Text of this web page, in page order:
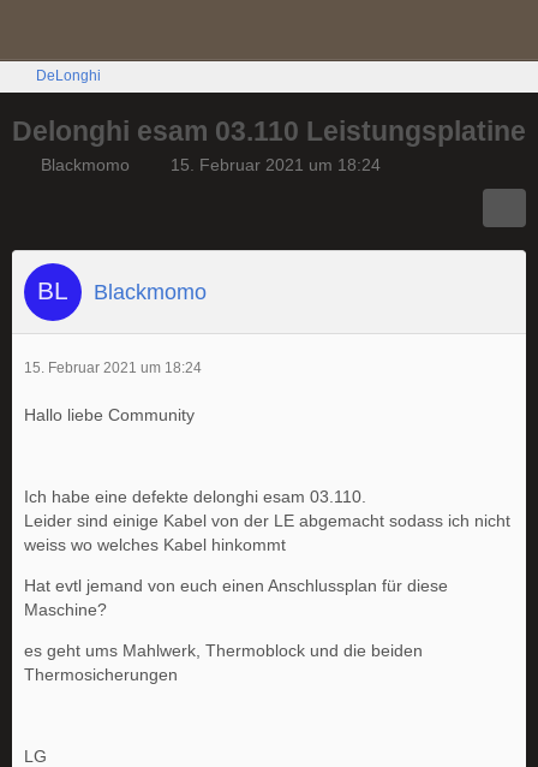
DeLonghi
Delonghi esam 03.110 Leistungsplatine
Blackmomo 15. Februar 2021 um 18:24
Blackmomo
15. Februar 2021 um 18:24
Hallo liebe Community
Ich habe eine defekte delonghi esam 03.110.
Leider sind einige Kabel von der LE abgemacht sodass ich nicht
weiss wo welches Kabel hinkommt
Hat evtl jemand von euch einen Anschlussplan für diese
Maschine?
es geht ums Mahlwerk, Thermoblock und die beiden
Thermosicherungen
LG